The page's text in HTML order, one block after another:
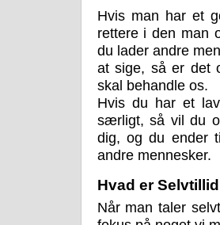
Hvis man har et
rettere i den man
du lader andre
at sige, så er det
skal behandle os.
Hvis du har et
særligt, så vil du
dig, og du ender
andre mennesker.
Hvad er
Når man taler